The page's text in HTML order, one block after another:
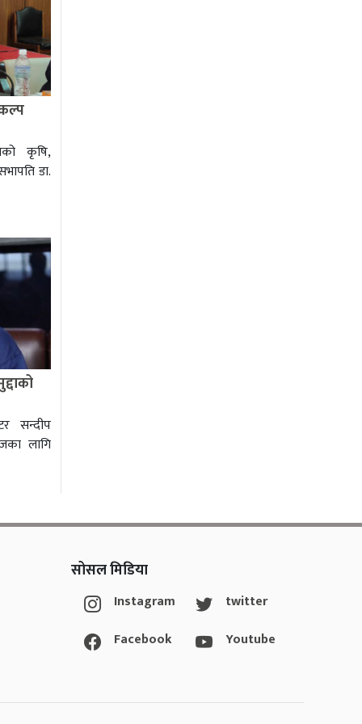
कृषि,
डा.
सन्दीप
लागि
सोसल मिडिया
Instagram
Facebook
twitter
Youtube